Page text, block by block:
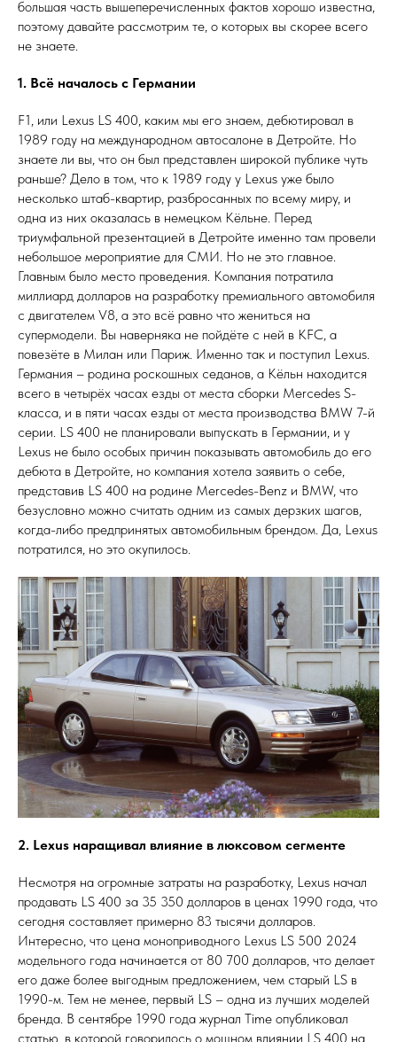
большая часть вышеперечисленных фактов хорошо известна,
поэтому давайте рассмотрим те, о которых вы скорее всего
не знаете.
1. Всё началось с Германии
F1, или Lexus LS 400, каким мы его знаем, дебютировал в
1989 году на международном автосалоне в Детройте. Но
знаете ли вы, что он был представлен широкой публике чуть
раньше? Дело в том, что к 1989 году у Lexus уже было
несколько штаб-квартир, разбросанных по всему миру, и
одна из них оказалась в немецком Кёльне. Перед
триумфальной презентацией в Детройте именно там провели
небольшое мероприятие для СМИ. Но не это главное.
Главным было место проведения. Компания потратила
миллиард долларов на разработку премиального автомобиля
с двигателем V8, а это всё равно что жениться на
супермодели. Вы наверняка не пойдёте с ней в KFC, а
повезёте в Милан или Париж. Именно так и поступил Lexus.
Германия – родина роскошных седанов, а Кёльн находится
всего в четырёх часах езды от места сборки Mercedes S-
класса, и в пяти часах езды от места производства BMW 7-й
серии. LS 400 не планировали выпускать в Германии, и у
Lexus не было особых причин показывать автомобиль до его
дебюта в Детройте, но компания хотела заявить о себе,
представив LS 400 на родине Mercedes-Benz и BMW, что
безусловно можно считать одним из самых дерзких шагов,
когда-либо предпринятых автомобильным брендом. Да, Lexus
потратился, но это окупилось.
2. Lexus наращивал влияние в люксовом сегменте
Несмотря на огромные затраты на разработку, Lexus начал
продавать LS 400 за 35 350 долларов в ценах 1990 года, что
сегодня составляет примерно 83 тысячи долларов.
Интересно, что цена моноприводного Lexus LS 500 2024
модельного года начинается от 80 700 долларов, что делает
его даже более выгодным предложением, чем старый LS в
1990-м. Тем не менее, первый LS – одна из лучших моделей
бренда. В сентябре 1990 года журнал Time опубликовал
статью, в которой говорилось о мощном влиянии LS 400 на